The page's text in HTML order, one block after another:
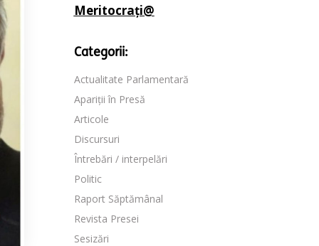
Meritocrați@
Categorii:
Actualitate Parlamentară
Apariții în Presă
Articole
Discursuri
Întrebări / interpelări
Politic
Raport Săptămânal
Revista Presei
Sesizări